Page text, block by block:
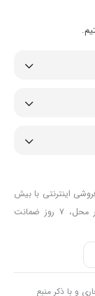
اینترنتی با بیش
از یک دهه تجربه، با پایبندی به سه اصل، پرداخت در محل، ۷ روز ضمانت
فروشگاه‌های معتبر
محض ورود به سایت
دارید و به ذهن شما
و با ذکر منبع